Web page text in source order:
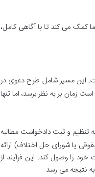
می کند تا با آگاهی کامل،
این مسیر شامل طرح دعوی در
زمان بر به نظر برسد، اما تنها
تنظیم و ثبت دادخواست مطالبه
یا شورای حل اختلاف) ارائه
را وصول کند. این فرآیند از
به نتیجه می رسد.